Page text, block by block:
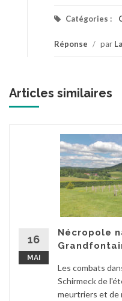
Catégories :
Réponse / par
Articles similaires
16
MAI
Nécropole
Les combats
Schirmeck de
meurtriers et de